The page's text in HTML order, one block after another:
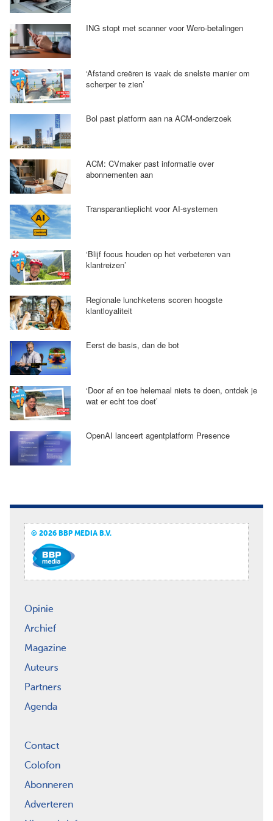
ING stopt met scanner voor Wero-betalingen
‘Afstand creëren is vaak de snelste manier om
scherper te zien’
Bol past platform aan na ACM-onderzoek
ACM: CVmaker past informatie over
abonnementen aan
Transparantieplicht voor AI-systemen
‘Blijf focus houden op het verbeteren van
klantreizen’
Regionale lunchketens scoren hoogste
klantloyaliteit
Eerst de basis, dan de bot
‘Door af en toe helemaal niets te doen, ontdek je
wat er echt toe doet’
OpenAI lanceert agentplatform Presence
© 2026 BBP MEDIA B.V.
Opinie
Archief
Magazine
Auteurs
Partners
Agenda
Contact
Colofon
Abonneren
Adverteren